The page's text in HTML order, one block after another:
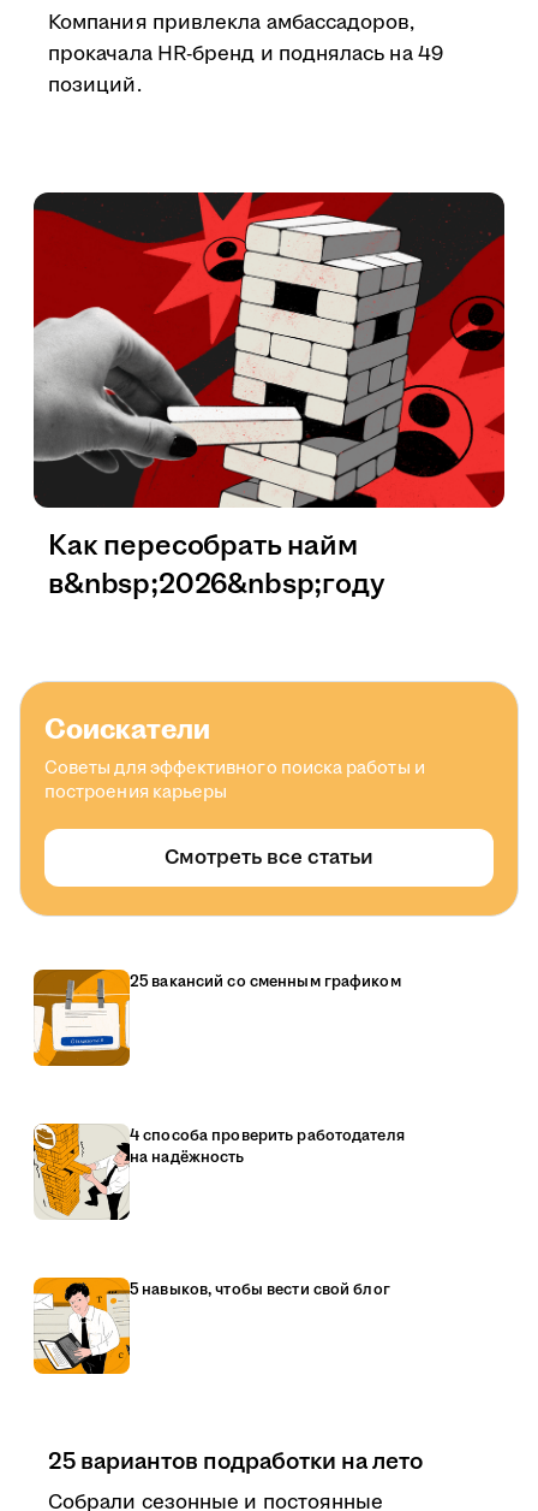
Компания привлекла амбассадоров,
прокачала HR-бренд и поднялась на 49
позиций.
Как пересобрать найм
в&nbsp;2026&nbsp;году
Соискатели
Советы для эффективного поиска работы и
построения карьеры
Смотреть все статьи
25 вакансий со сменным графиком
4 способа проверить работодателя
на надёжность
5 навыков, чтобы вести свой блог
25 вариантов подработки на лето
Собрали сезонные и постоянные